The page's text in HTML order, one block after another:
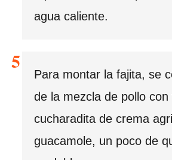
agua caliente.
Para montar la fajita, se
de la mezcla de pollo
cucharadita de crema
guacamole, un poco de